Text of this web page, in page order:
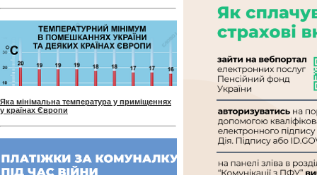
Яка мінімальна температура у приміщеннях
у країнах Європи